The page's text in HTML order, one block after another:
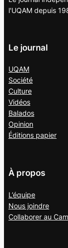
l'UQAM depuis
Le journal
UQAM
Société
Culture
Vidéos
Balados
Opinion
Éditions papier
À propos
L’équipe
Nous joindre
Collaborer au